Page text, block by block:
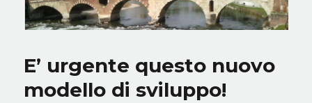
E’ urgente questo nuovo
modello di sviluppo!